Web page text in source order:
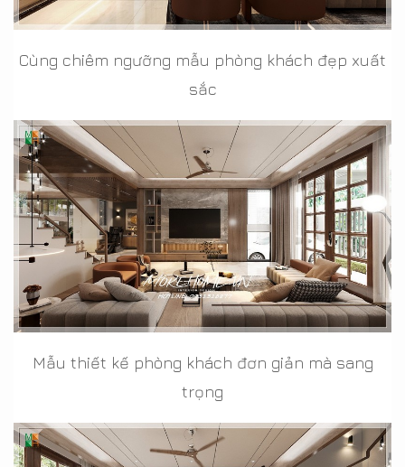
Cùng chiêm ngưỡng mẫu phòng khách đẹp xuất
sắc
Mẫu thiết kế phòng khách đơn giản mà sang
trọng